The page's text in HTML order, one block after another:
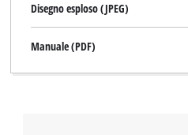
Disegno esploso (JPEG)
Manuale (PDF)